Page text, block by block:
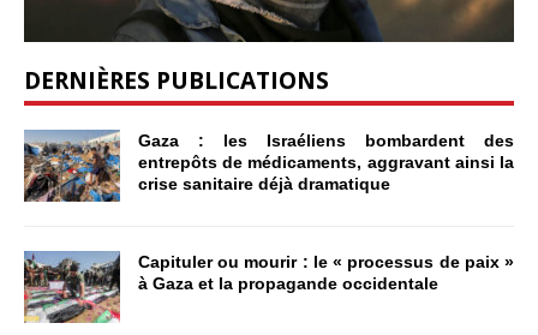
DERNIÈRES PUBLICATIONS
Gaza : les Israéliens bombardent des
entrepôts de médicaments, aggravant ainsi la
crise sanitaire déjà dramatique
Capituler ou mourir : le « processus de paix »
à Gaza et la propagande occidentale